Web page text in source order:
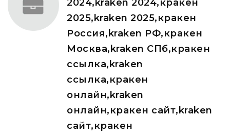
2024,kraken 2024,кракен
2025,kraken 2025,кракен
Россия,kraken РФ,кракен
Москва,kraken СПб,кракен
ссылка,kraken
ссылка,кракен
онлайн,kraken
онлайн,кракен сайт,kraken
сайт,кракен